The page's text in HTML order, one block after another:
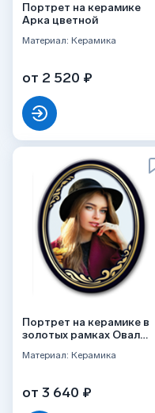
Портрет на керамике
Арка цветной
Материал: Керамика
от 2 520 ₽
Портрет на керамике в
золотых рамках Овал
Материал: Керамика
от 3 640 ₽